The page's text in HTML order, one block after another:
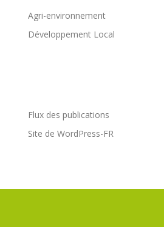
Agri-environnement
Développement Local
Flux des publications
Site de WordPress-FR